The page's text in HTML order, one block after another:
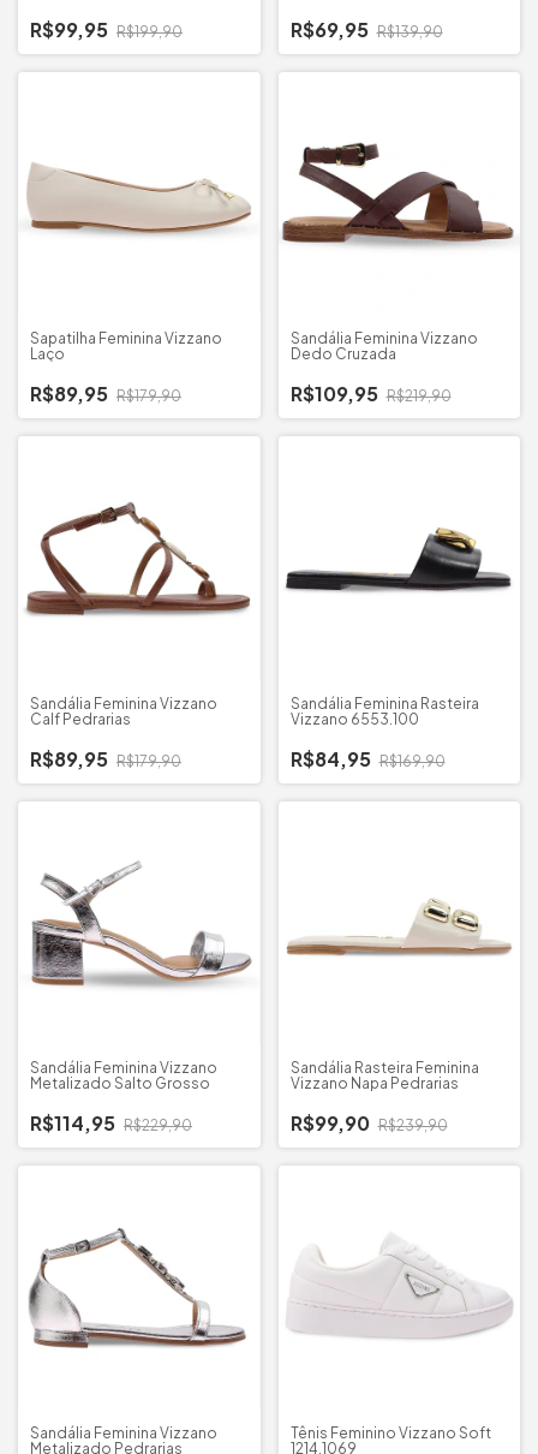
R$99,95 R$199,90 R$69,95 R$139,90
Sapatilha Feminina Vizzano
Laço
R$89,95 R$179,90
Sandália Feminina Vizzano
Dedo Cruzada
R$109,95 R$219,90
Sandália Feminina Vizzano
Calf Pedrarias
R$89,95 R$179,90
Sandália Feminina Rasteira
Vizzano 6553.100
R$84,95 R$169,90
Sandália Feminina Vizzano
Metalizado Salto Grosso
R$114,95 R$229,90
Sandália Rasteira Feminina
Vizzano Napa Pedrarias
R$99,90 R$239,90
Sandália Feminina Vizzano
Metalizado Pedrarias
Tênis Feminino Vizzano Soft
1214.1069